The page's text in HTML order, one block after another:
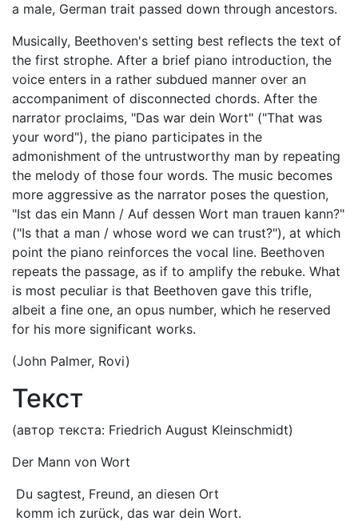
a male, German trait passed down through ancestors.
Musically, Beethoven's setting best reflects the text of
the first strophe. After a brief piano introduction, the
voice enters in a rather subdued manner over an
accompaniment of disconnected chords. After the
narrator proclaims, "Das war dein Wort" ("That was
your word"), the piano participates in the
admonishment of the untrustworthy man by repeating
the melody of those four words. The music becomes
more aggressive as the narrator poses the question,
"Ist das ein Mann / Auf dessen Wort man trauen kann?"
("Is that a man / whose word we can trust?"), at which
point the piano reinforces the vocal line. Beethoven
repeats the passage, as if to amplify the rebuke. What
is most peculiar is that Beethoven gave this trifle,
albeit a fine one, an opus number, which he reserved
for his more significant works.
(John Palmer, Rovi)
Текст
(автор текста: Friedrich August Kleinschmidt)
Der Mann von Wort
Du sagtest, Freund, an diesen Ort
komm ich zurück, das war dein Wort.